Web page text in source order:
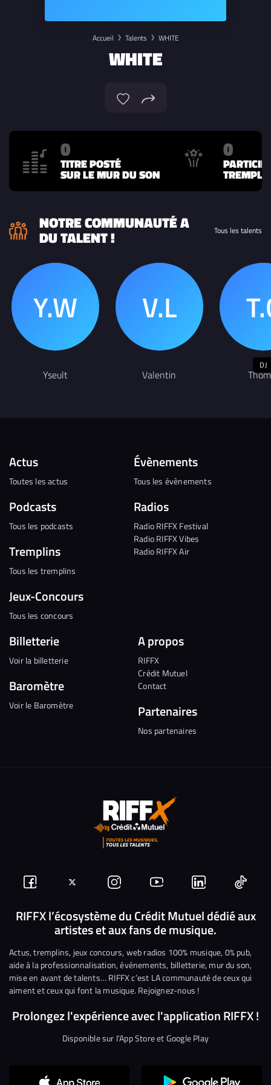
Accueil Talents WHITE
WHITE
0
TITRE POSTÉ
SUR LE MUR DU SON
0
NOTRE COMMUNAUTÉ A
DU TALENT ! Tous les talents
Yseult Valentin
DJ
Actus
Toutes les actus
Podcasts
Tous les podcasts
Tremplins
Tous les tremplins
Jeux-Concours
Tous les concours
Évènements
Tous les évènements
Radios
Radio RIFFX Festival
Radio RIFFX Vibes
Radio RIFFX Air
Billetterie
Voir la billetterie
Baromètre
Voir le Baromètre
A propos
RIFFX
Crédit Mutuel
Contact
Partenaires
Nos partenaires
Suivez-
nous
Facebook
Suivez-
nous
sur
Twitter
Nous
rejoindre
sur
Instagram
Nous
rejoindre
sur
YouTube
Nous
rejoindre
sur
Linkedin
Nous
RIFFX l’écosystème du Crédit Mutuel dédié aux
artistes et aux fans de musique.
Actus, tremplins, jeux concours, web radios 100% musique, 0% pub,
aide à la professionnalisation, événements, billetterie, mur du son,
mise en avant de talents… RIFFX c’est LA communauté de ceux qui
aiment et ceux qui font la musique. Rejoignez-nous !
Prolongez l'expérience avec l'application RIFFX !
Disponible sur l'App Store et Google Play